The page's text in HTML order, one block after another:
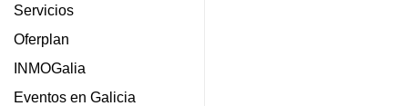
Servicios
Oferplan
INMOGalia
Eventos en Galicia